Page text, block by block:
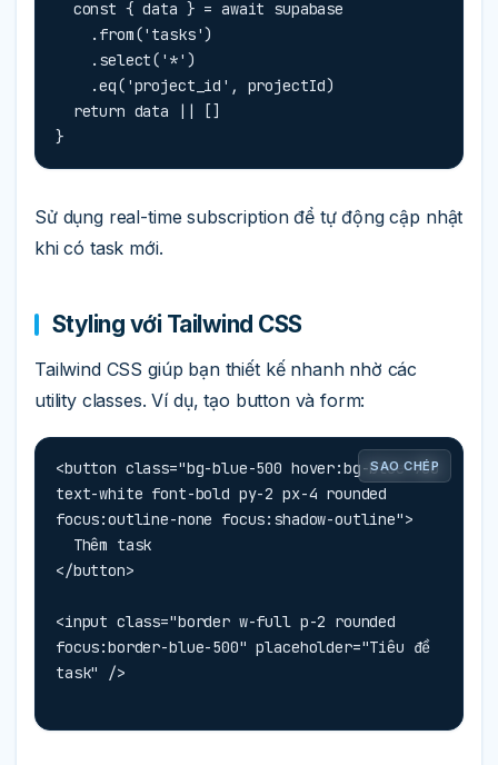
}
Sử dụng real-time subscription để tự động cập nhật
khi có task mới.
Styling với Tailwind CSS
Tailwind CSS giúp bạn thiết kế nhanh nhờ các
utility classes. Ví dụ, tạo button và form:
SAO CHÉP
<button class="bg-blue-500 hover:bg-blue-700
text-white font-bold py-2 px-4 rounded
focus:outline-none focus:shadow-outline">
</button>
<input class="border w-full p-2 rounded
focus:border-blue-500" placeholder="Tiêu đề
task" />